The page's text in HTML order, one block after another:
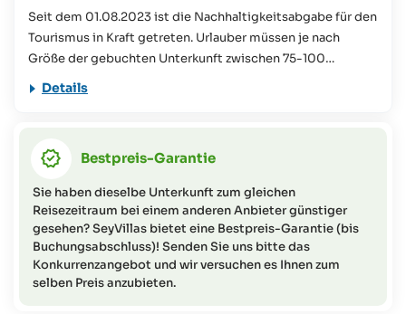
Seit dem 01.08.2023 ist die Nachhaltigkeitsabgabe für den
Tourismus in Kraft getreten. Urlauber müssen je nach
Größe der gebuchten Unterkunft zwischen 75-100
Seychellen-Rupien pro Person/ Nacht vor Ort entrichten.
Dieses Reiseangebot ist für Personen mit eingeschränkter
Informationen oder Fragen zu diesem Thema an das
SeyVillas-Team).
Details
Bestpreis-Garantie
Sie haben dieselbe Unterkunft zum gleichen
Reisezeitraum bei einem anderen Anbieter günstiger
gesehen? SeyVillas bietet eine Bestpreis-Garantie (bis
Buchungsabschluss)! Senden Sie uns bitte das
Konkurrenzangebot und wir versuchen es Ihnen zum
selben Preis anzubieten.